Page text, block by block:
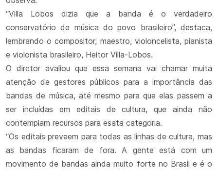
“Villa Lobos dizia que a banda é o verdadeiro
conservatório de música do povo brasileiro”, destaca,
lembrando o compositor, maestro, violoncelista, pianista
e violonista brasileiro, Heitor Villa-Lobos.
O diretor avaliou que essa semana vai chamar muita
atenção de gestores públicos para a importância das
bandas de música, até mesmo para que elas passem a
ser incluídas em editais de cultura, que ainda não
contemplam recursos para esata categoria.
“Os editais preveem para todas as linhas de cultura, mas
as bandas ficaram de fora. A gente está com um
movimento de bandas ainda muito forte no Brasil e é o